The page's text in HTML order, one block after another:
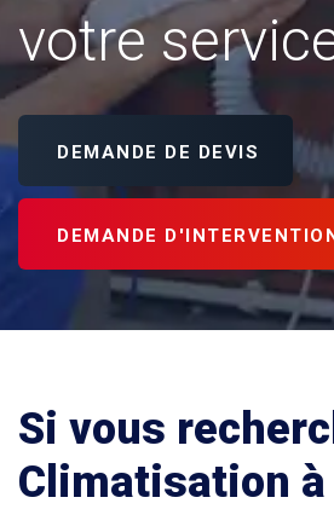
votre
DEMANDE DE DEVIS
DEMANDE
Si vous
Climatisation à